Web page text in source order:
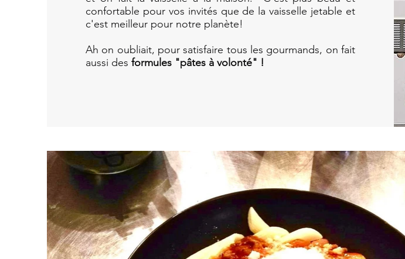
confortable pour vos invités que de la vaisselle jetable et
c'est meilleur pour notre planète!
Ah on oubliait, pour satisfaire tous les gourmands, on fait
aussi des formules "pâtes à volonté" !